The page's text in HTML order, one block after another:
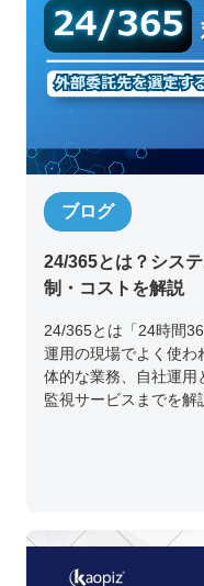
ブログ
24/365とは？シス
制・コストを解説
24/365とは「24時間
運用の現場でよく使わ
体的な業務、自社運用
監視サービスまでを解